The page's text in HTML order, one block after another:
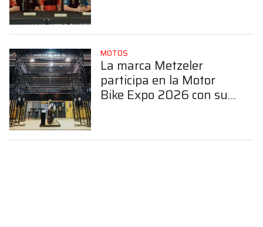
MOTOS
La marca Metzeler
participa en la Motor
Bike Expo 2026 con sus
Premium Selection